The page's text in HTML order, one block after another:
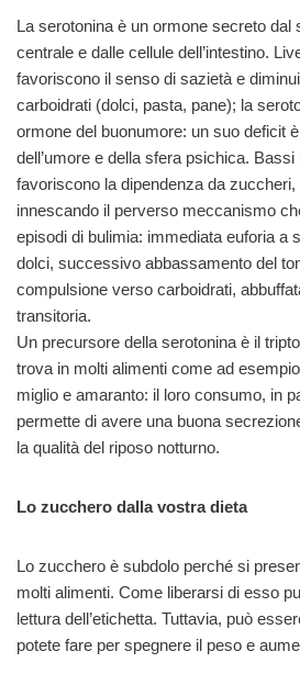
La serotonina è un ormone secreto dal
centrale e dalle cellule dell’intestino.
favoriscono il senso di sazietà e
carboidrati (dolci, pasta, pane); la
ormone del buonumore: un suo deficit
dell’umore e della sfera psichica.
favoriscono la dipendenza da zuccheri,
innescando il perverso meccanismo
episodi di bulimia: immediata euforia a
dolci, successivo abbassamento del
compulsione verso carboidrati,
transitoria.
Un precursore della serotonina è il
trova in molti alimenti come ad
miglio e amaranto: il loro consumo, in
permette di avere una buona
la qualità del riposo notturno.
Lo zucchero dalla vostra dieta
Lo zucchero è subdolo perché si
molti alimenti. Come liberarsi di esso
lettura dell’etichetta. Tuttavia, può
potete fare per spegnere il peso e